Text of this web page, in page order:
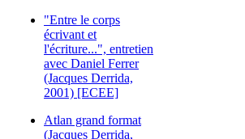
"Entre le corps
écrivant et
l'écriture...", entretien
avec Daniel Ferrer
(Jacques Derrida,
2001) [ECEE]
Atlan grand format
(Jacques Derrida,